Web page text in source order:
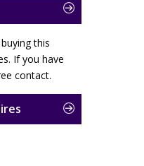
this
If you have
contact.